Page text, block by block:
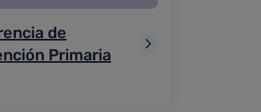
de
Primaria